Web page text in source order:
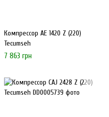
Компрессор AE 1420 Z (220)
Tecumseh
7 863 грн